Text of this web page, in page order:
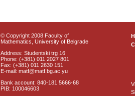
© Copyright 2008 Faculty of
Mathematics, University of Belgrade
Address: Studentski trg 16
Phone: (+381) 011 2027 801
Fax: (+381) 011 2630 151
E-mail: matf@matf.bg.ac.yu
Bank account: 840-181 5666-68
PIB: 100046603